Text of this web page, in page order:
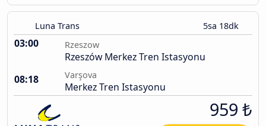
Luna Trans 5sa 18dk
03:00 Rzeszow
Rzeszów Merkez Tren Istasyonu
08:18
Varşova
Merkez Tren Istasyonu
959 ₺